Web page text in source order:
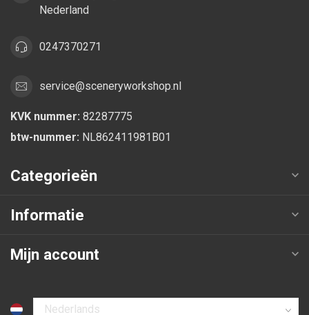
Nederland
0247370271
service@sceneryworkshop.nl
KVK nummer: 82287775
btw-nummer: NL862411981B01
Categorieën
Informatie
Mijn account